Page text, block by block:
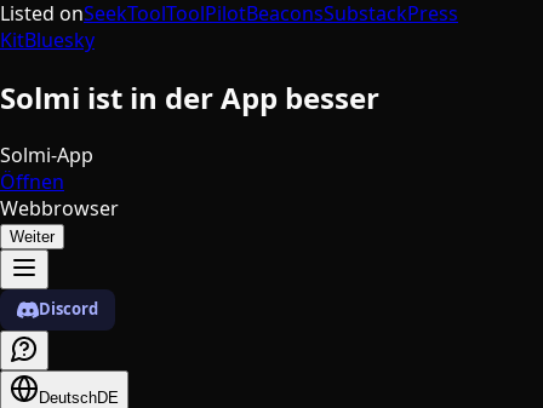
Listed onSeekToolToolPilotBeaconsSubstackPress
KitBluesky
Solmi ist in der App besser
Solmi-App
Öffnen
Webbrowser
Weiter
Discord
DeutschDE